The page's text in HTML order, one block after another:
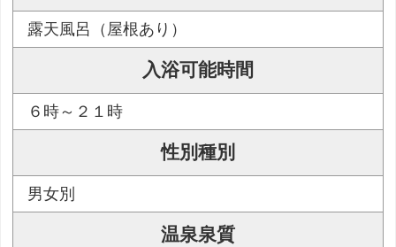
露天風呂（屋根あり）
入浴可能時間
６時～２１時
性別種別
男女別
温泉泉質